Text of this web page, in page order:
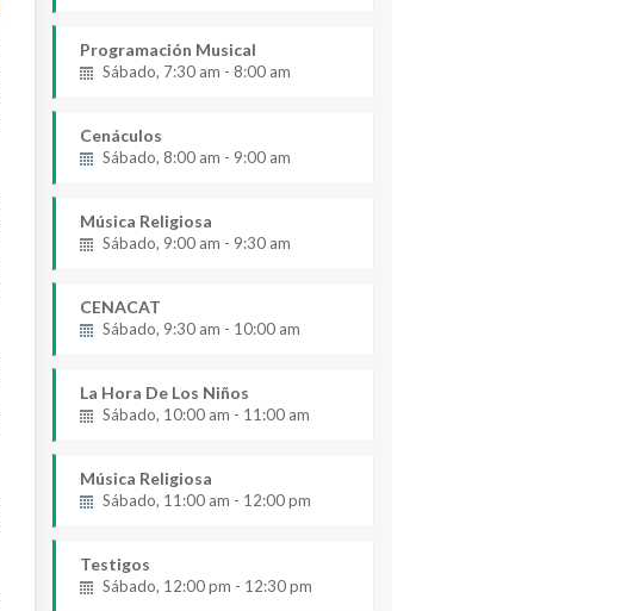
Programación Musical
Sábado, 7:30 am - 8:00 am
Cenáculos
Sábado, 8:00 am - 9:00 am
Música Religiosa
Sábado, 9:00 am - 9:30 am
CENACAT
Sábado, 9:30 am - 10:00 am
La Hora De Los Niños
Sábado, 10:00 am - 11:00 am
Música Religiosa
Sábado, 11:00 am - 12:00 pm
Testigos
Sábado, 12:00 pm - 12:30 pm